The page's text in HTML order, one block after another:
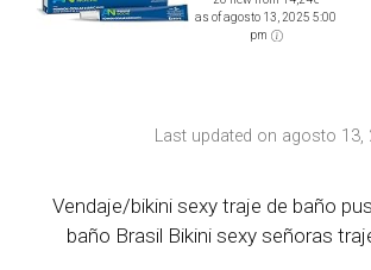
as of agosto 13, 2025 5:00
pm
Last updated on agosto 13,
Vendaje/bikini sexy traje de baño
baño Brasil Bikini sexy señoras